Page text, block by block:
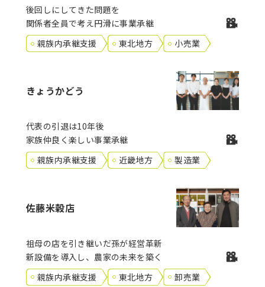
後回しにしてきた問題を
関係者全員で考え円滑に事業承継
親族内承継支援
東北地方 小売業
きょうかどう
代表の引退は10年後
家族仲良く楽しい事業承継
親族内承継支援
近畿地方 製造業
佐藤米穀店
祖母の店を引き継いだ孫が経営革新
新設備を導入し、農家の未来を築く
親族内承継支援
東北地方 卸売業